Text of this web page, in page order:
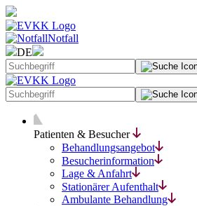
Notfall
DE
Patienten & Besucher
Behandlungsangebot
Besucherinformation
Lage & Anfahrt
Stationärer Aufenthalt
Ambulante Behandlung